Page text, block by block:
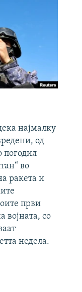
најмалку
од
погодил
во
ракета и
први
војната, со
недела.